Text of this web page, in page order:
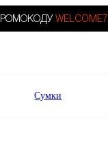
WELCOME7.
Сумки